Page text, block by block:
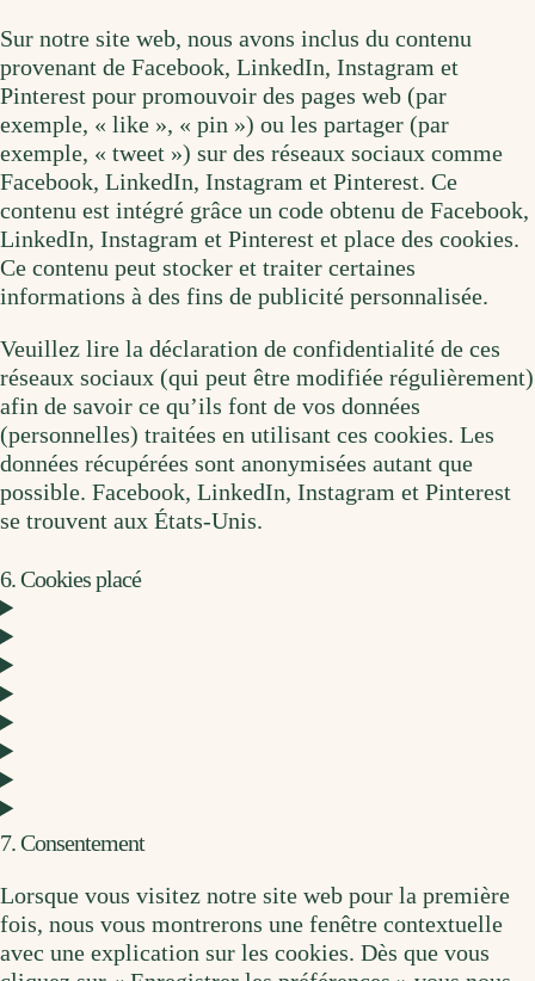
Sur notre site web, nous avons inclus du contenu
provenant de Facebook, LinkedIn, Instagram et
Pinterest pour promouvoir des pages web (par
exemple, « like », « pin ») ou les partager (par
exemple, « tweet ») sur des réseaux sociaux comme
Facebook, LinkedIn, Instagram et Pinterest. Ce
contenu est intégré grâce un code obtenu de Facebook,
LinkedIn, Instagram et Pinterest et place des cookies.
Ce contenu peut stocker et traiter certaines
informations à des fins de publicité personnalisée.
Veuillez lire la déclaration de confidentialité de ces
réseaux sociaux (qui peut être modifiée régulièrement)
afin de savoir ce qu’ils font de vos données
(personnelles) traitées en utilisant ces cookies. Les
données récupérées sont anonymisées autant que
possible. Facebook, LinkedIn, Instagram et Pinterest
se trouvent aux États-Unis.
6. Cookies placé
7. Consentement
Lorsque vous visitez notre site web pour la première
fois, nous vous montrerons une fenêtre contextuelle
avec une explication sur les cookies. Dès que vous